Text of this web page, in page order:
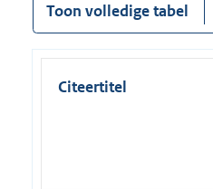
Toon volledige tabel
Citeertitel